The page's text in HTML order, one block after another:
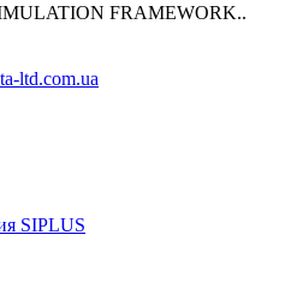
FRAMEWORK..
ltd.com.ua
SIPLUS